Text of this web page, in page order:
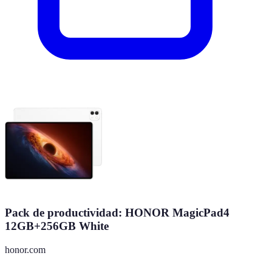
Pack de productividad: HONOR MagicPad4
12GB+256GB White
honor.com